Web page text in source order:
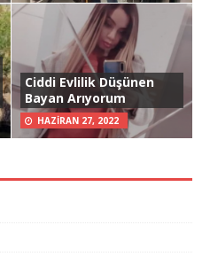
Ciddi Evlilik Düşünen
Bayan Arıyorum
HAZIRAN 27, 2022